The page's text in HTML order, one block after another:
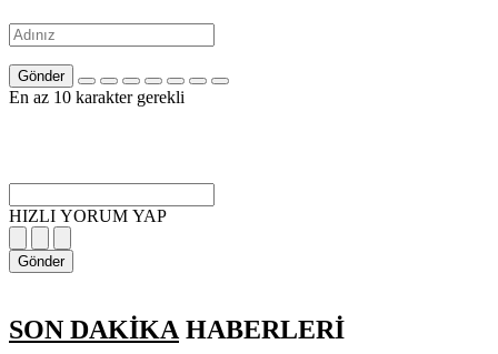
Gönder
En az 10 karakter gerekli
HIZLI YORUM YAP
Gönder
SON DAKİKA HABERLERİ